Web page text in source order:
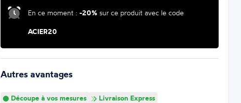
En ce moment : -20%sur ce produit avec le code
ACIER20
Autres avantages
Découpe à vos mesures
Livraison Express